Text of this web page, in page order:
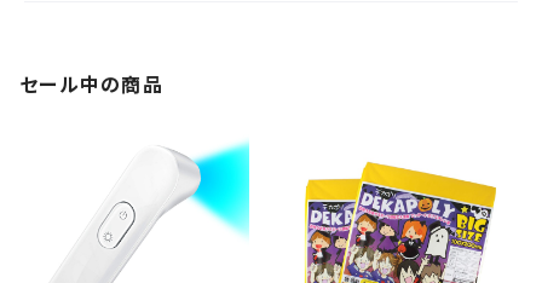
セール中の商品